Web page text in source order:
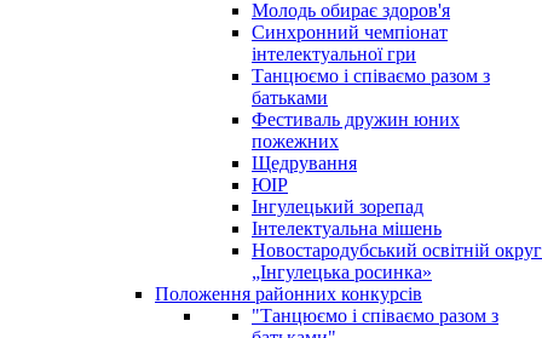
Молодь обирає здоров'я
Синхронний чемпіонат
інтелектуальної гри
Танцюємо і співаємо разом з
батьками
Фестиваль дружин юних
пожежних
Щедрування
ЮІР
Інгулецький зорепад
Інтелектуальна мішень
Новостародубський освітній округ
„Інгулецька росинка»
Положення районних конкурсів
"Танцюємо і співаємо разом з